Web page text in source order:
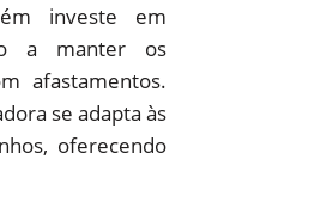
investe em
a manter os
afastamentos.
se adapta às
oferecendo